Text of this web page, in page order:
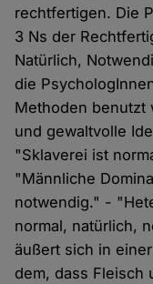
rechtfertigen. Die
3 Ns der
Natürlich,
die
Methoden benutzt
und gewaltvolle
"Sklaverei ist
"Männliche
notwendig." -
normal, natürlich,
äußert sich in
dem, dass Fleisch